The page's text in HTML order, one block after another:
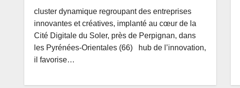
cluster dynamique regroupant des entreprises
innovantes et créatives, implanté au cœur de la
Cité Digitale du Soler, près de Perpignan, dans
les Pyrénées-Orientales (66) hub de l’innovation,
il favorise…